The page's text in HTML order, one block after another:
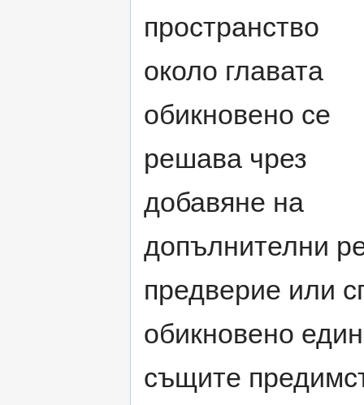
пространство
около главата
обикновено се
решава чрез
добавяне на
допълнителни
предверие или
обикновено
същите